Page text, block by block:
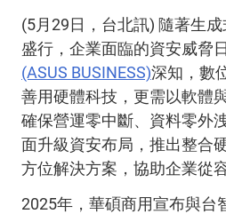
(5月29日，台北訊) 隨著生
盛行，企業面臨的資安威脅
(ASUS BUSINESS)深知，數
善用硬體科技，更需以軟體
確保營運零中斷、資料零外
面升級資安布局，推出整合
方位解決方案，協助企業從
2025年，華碩商用宣布與台